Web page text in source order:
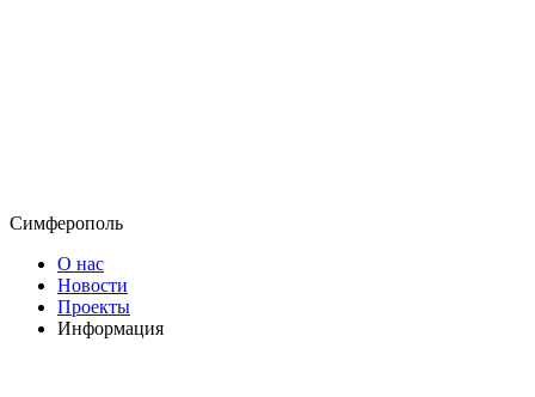
Симферополь
О нас
Новости
Проекты
Информация